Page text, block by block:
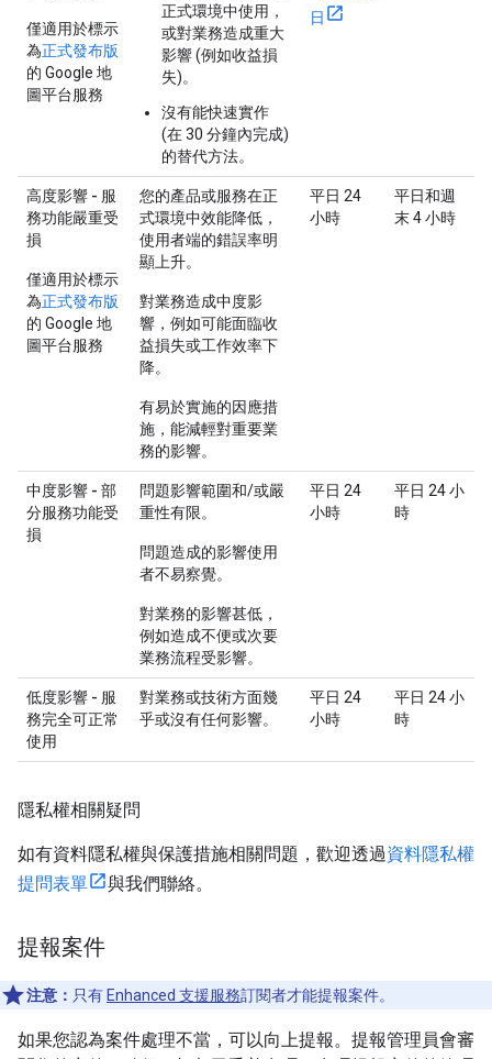
僅適用於標示
為正式發布版
的 Google 地
圖平台服務
正式環境中使用，
或對業務造成重大
影響 (例如收益損
失)。
沒有能快速實作
(在 30 分鐘內完成)
的替代方法。
日
高度影響 - 服
務功能嚴重受
損
僅適用於標示
為正式發布版
的 Google 地
圖平台服務
您的產品或服務在正
式環境中效能降低，
使用者端的錯誤率明
顯上升。
對業務造成中度影
響，例如可能面臨收
益損失或工作效率下
降。
有易於實施的因應措
施，能減輕對重要業
務的影響。
平日 24
小時
平日和週
末 4 小時
中度影響 - 部
分服務功能受
損
問題影響範圍和/或嚴
重性有限。
問題造成的影響使用
者不易察覺。
對業務的影響甚低，
例如造成不便或次要
業務流程受影響。
平日 24
小時
平日 24 小
時
低度影響 - 服
務完全可正常
使用
對業務或技術方面幾
乎或沒有任何影響。
平日 24
小時
平日 24 小
時
隱私權相關疑問
如有資料隱私權與保護措施相關問題，歡迎透過資料隱私權
提問表單
與我們聯絡。
提報案件
注意： 只有 Enhanced 支援服務訂閱者才能提報案件。
如果您認為案件處理不當，可以向上提報。提報管理員會審